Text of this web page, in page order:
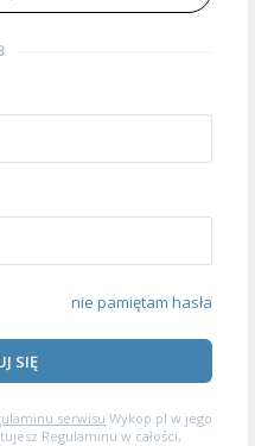
nie pamiętam hasła
SIĘ
serwisu Wykop.pl w jego
Regulaminu w całości,